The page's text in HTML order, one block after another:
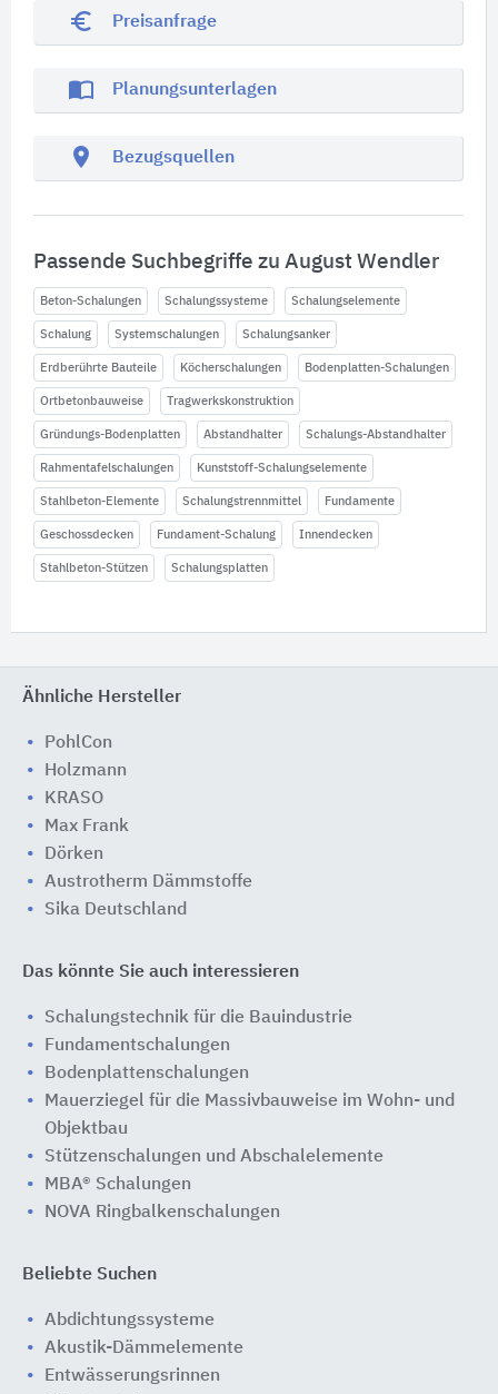
euro_symbol Preisanfrage
import_contacts Planungsunterlagen
location_on Bezugsquellen
Passende Suchbegriffe zu August Wendler
Beton-Schalungen Schalungssysteme Schalungselemente
Schalung Systemschalungen Schalungsanker
Erdberührte Bauteile Köcherschalungen Bodenplatten-Schalungen
Ortbetonbauweise Tragwerkskonstruktion
Gründungs-Bodenplatten Abstandhalter Schalungs-Abstandhalter
Rahmentafelschalungen Kunststoff-Schalungselemente
Stahlbeton-Elemente Schalungstrennmittel Fundamente
Geschossdecken Fundament-Schalung Innendecken
Stahlbeton-Stützen Schalungsplatten
Ähnliche Hersteller
PohlCon
Holzmann
KRASO
Max Frank
Dörken
Austrotherm Dämmstoffe
Sika Deutschland
Das könnte Sie auch interessieren
Schalungstechnik für die Bauindustrie
Fundamentschalungen
Bodenplattenschalungen
Mauerziegel für die Massivbauweise im Wohn- und
Objektbau
Stützenschalungen und Abschalelemente
MBA® Schalungen
NOVA Ringbalkenschalungen
Beliebte Suchen
Abdichtungssysteme
Akustik-Dämmelemente
Entwässerungsrinnen